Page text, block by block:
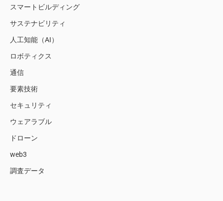
スマートビルディング
サステナビリティ
人工知能（AI）
ロボティクス
通信
要素技術
セキュリティ
ウェアラブル
ドローン
web3
調査データ